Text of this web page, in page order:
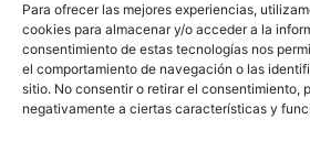
Para ofrecer las mejores experiencias,
cookies para almacenar y/o acceder a la
consentimiento de estas tecnologías nos
el comportamiento de navegación o las
sitio. No consentir o retirar el consentimiento,
negativamente a ciertas características y
corporativa
Copyright © 2024, Federació Catalana
porTOOOLS